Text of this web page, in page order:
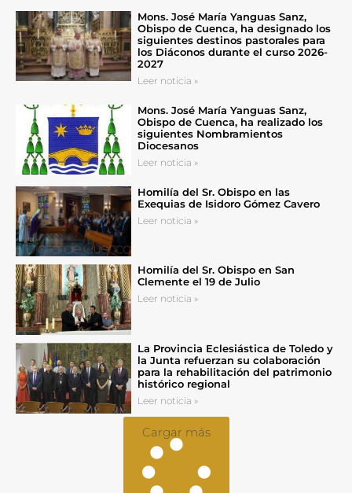
Mons. José María Yanguas Sanz,
Obispo de Cuenca, ha designado los
siguientes destinos pastorales para
los Diáconos durante el curso 2026-
2027
Leer noticia »
Mons. José María Yanguas Sanz,
Obispo de Cuenca, ha realizado los
siguientes Nombramientos
Diocesanos
Leer noticia »
Homilía del Sr. Obispo en las
Exequias de Isidoro Gómez Cavero
Leer noticia »
Homilía del Sr. Obispo en San
Clemente el 19 de Julio
Leer noticia »
La Provincia Eclesiástica de Toledo y
la Junta refuerzan su colaboración
para la rehabilitación del patrimonio
histórico regional
Leer noticia »
Cargar más